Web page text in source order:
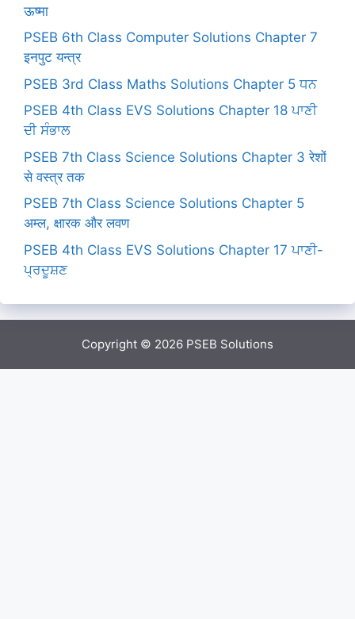
ऊष्मा
PSEB 6th Class Computer Solutions Chapter 7
इनपुट यन्त्र
PSEB 3rd Class Maths Solutions Chapter 5 ਧਨ
PSEB 4th Class EVS Solutions Chapter 18 ਪਾਣੀ
ਦੀ ਸੰਭਾਲ
PSEB 7th Class Science Solutions Chapter 3 रेशों
से वस्त्र तक
PSEB 7th Class Science Solutions Chapter 5
अम्ल, क्षारक और लवण
PSEB 4th Class EVS Solutions Chapter 17 ਪਾਣੀ-
ਪ੍ਰਦੂਸ਼ਣ
Copyright © 2026 PSEB Solutions